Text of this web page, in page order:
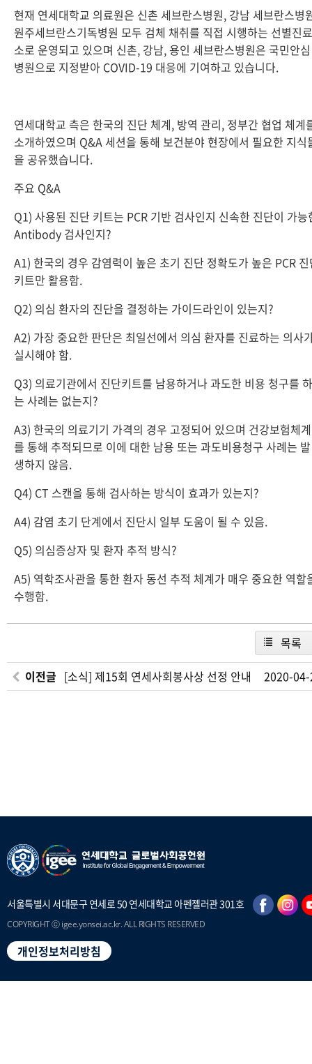
현재 연세대학교 의료원은 신촌 세브란스병원, 강남 세브란스병
원주세브란스기독병원 모두 검체 채취를 직접 시행하는 선별진료
소로 운영되고 있으며 신촌, 강남, 용인 세브란스병원은 국민안심
병원으로 지정받아 COVID-19 대응에 기여하고 있습니다.
연세대학교 측은 한국의 진단 체계, 방역 관리, 정부간 협업 체계
소개하였으며 Q&A 세션을 통해 보건분야 현장에서 필요한 지식
을 공유했습니다.
주요 Q&A
Q1) 사용된 진단 키트는 PCR 기반 검사인지 신속한 진단이 가능
Antibody 검사인지?
A1) 한국의 경우 감염력이 높은 초기 진단 정확도가 높은 PCR
키트만 활용함.
Q2) 의심 환자의 진단을 결정하는 가이드라인이 있는지?
A2) 가장 중요한 판단은 최일선에서 의심 환자를 진료하는 의사
실시해야 함.
Q3) 의료기관에서 진단키트를 남용하거나 과도한 비용 청구를 하
는 사례는 없는지?
A3) 한국의 의료기기 가격의 경우 고정되어 있으며 건강보험체계
를 통해 추적되므로 이에 대한 남용 또는 과도비용청구 사례는 발
생하지 않음.
Q4) CT 스캔을 통해 검사하는 방식이 효과가 있는지?
A4) 감염 초기 단계에서 진단시 일부 도움이 될 수 있음.
Q5) 의심증상자 및 환자 추적 방식?
A5) 역학조사관을 통한 환자 동선 추적 체계가 매우 중요한 역할
수행함.
목록
이전글 [소식] 제15회 연세사회봉사상 선정 안내 2020-
서울특별시 서대문구 연세로 50 연세대학교 아펜젤러관 301호
COPYRIGHT ⓒ igee.yonsei.ac.kr. ALL RIGHTS RESERVED
개인정보처리방침